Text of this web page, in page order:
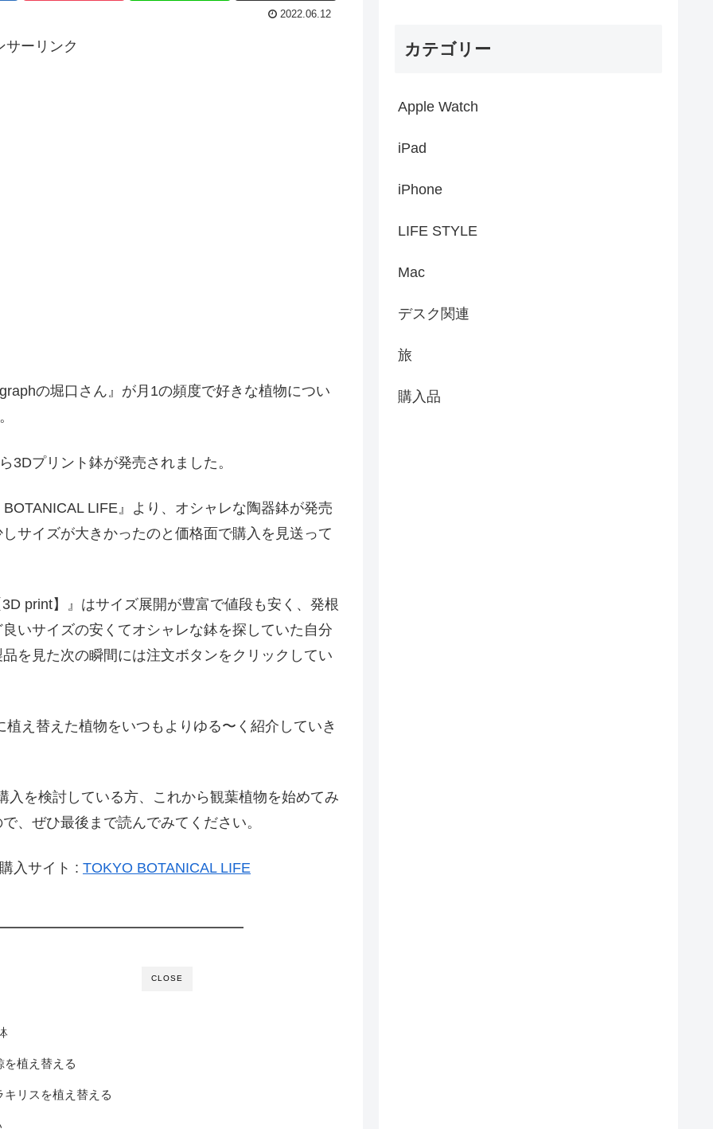
2022.06.12
サーリンク
の堀口さん』が月1の頻度で好きな植物につい
3Dプリント鉢が発売されました。
LIFE』より、オシャレな陶器鉢が発売
サイズが大きかったのと価格面で購入を見送って
print】』はサイズ展開が豊富で値段も安く、発根
いサイズの安くてオシャレな鉢を探していた自分
を見た次の瞬間には注文ボタンをクリックしてい
え替えた植物をいつもよりゆる〜く紹介していき
を検討している方、これから観葉植物を始めてみ
、ぜひ最後まで読んでみてください。
入サイト : TOKYO BOTANICAL LIFE
CLOSE
を植え替える
リスを植え替える
カテゴリー
Apple Watch
iPad
iPhone
LIFE STYLE
Mac
デスク関連
旅
購入品